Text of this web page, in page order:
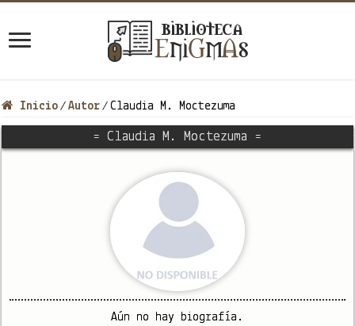
Inicio / Autor / Claudia M. Moctezuma
= Claudia M. Moctezuma =
Aún no hay biografía.